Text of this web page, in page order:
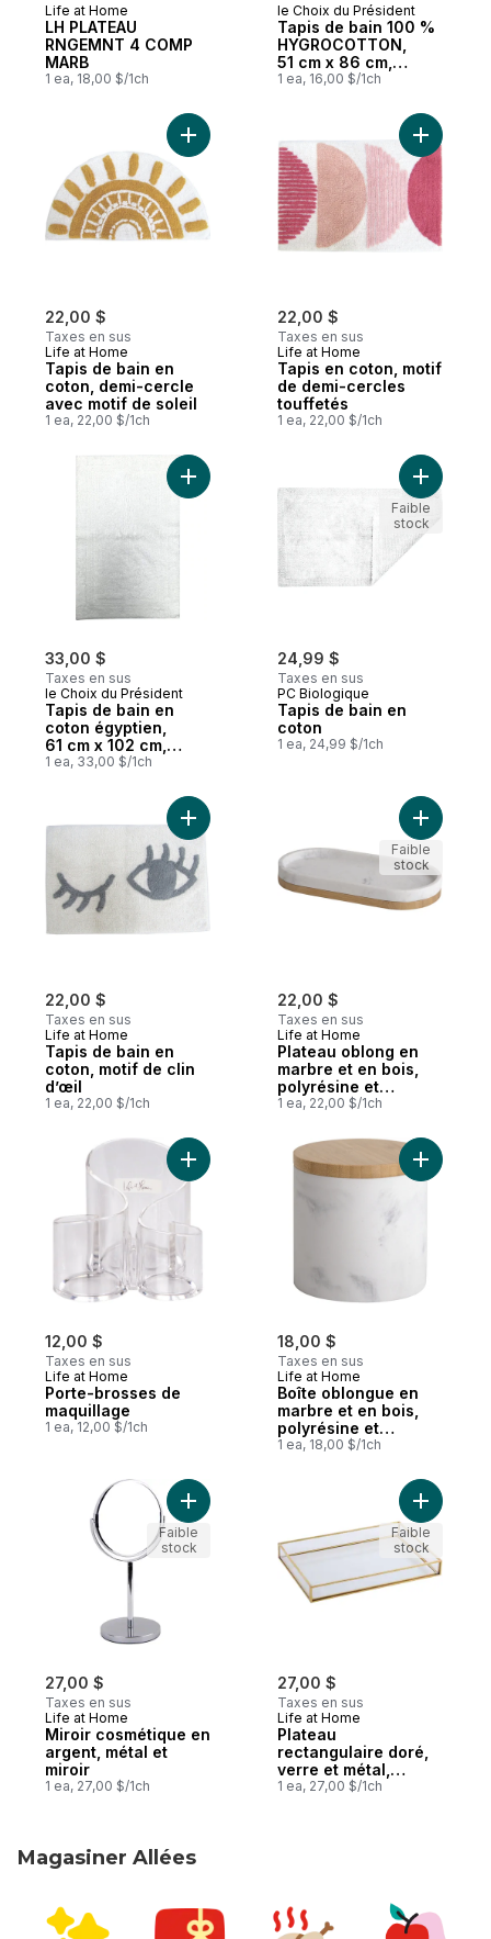
Life at Home
LH PLATEAU
RNGEMNT 4 COMP
MARB
1 ea, 18,00 $/1ch
le Choix du Président
Tapis de bain 100 %
HYGROCOTTON,
51 cm x 86 cm,
minérale
1 ea, 16,00 $/1ch
22,00 $
Taxes en sus
Life at Home
Tapis de bain en
coton, demi-cercle
avec motif de soleil
1 ea, 22,00 $/1ch
Ajouter Tapis de bain en coton, demi-
22,00 $
Taxes en sus
Life at Home
Tapis en coton, motif
de demi-cercles
touffetés
1 ea, 22,00 $/1ch
Ajouter
33,00 $
Taxes en sus
le Choix du Président
Tapis de bain en
coton égyptien,
61 cm x 102 cm,
blanc
1 ea, 33,00 $/1ch
Ajouter Tapis de bain en coton égyptien,
24,99 $
Taxes en sus
PC Biologique
Tapis de bain en
coton
1 ea, 24,99 $/1ch
Ajouter
Faible
stock
22,00 $
Taxes en sus
Life at Home
Tapis de bain en
coton, motif de clin
d’œil
1 ea, 22,00 $/1ch
Ajouter Tapis de bain en coton, motif de
22,00 $
Taxes en sus
Life at Home
Plateau oblong en
marbre et en bois,
polyrésine et
bambou, effet
1 ea, 22,00 $/1ch
Ajouter
Faible
stock
12,00 $
Taxes en sus
Life at Home
Porte-brosses de
maquillage
1 ea, 12,00 $/1ch
Ajouter Porte-brosses de maquillage au
18,00 $
Taxes en sus
Life at Home
Boîte oblongue en
marbre et en bois,
polyrésine et
bambou, effet
1 ea, 18,00 $/1ch
Ajouter
27,00 $
Taxes en sus
Life at Home
Miroir cosmétique en
argent, métal et
miroir
1 ea, 27,00 $/1ch
Ajouter Miroir cosmétique en argent,
Faible
stock
27,00 $
Taxes en sus
Life at Home
Plateau
rectangulaire doré,
verre et métal,
transparent et or
1 ea, 27,00 $/1ch
Ajouter
Faible
stock
Magasiner Allées